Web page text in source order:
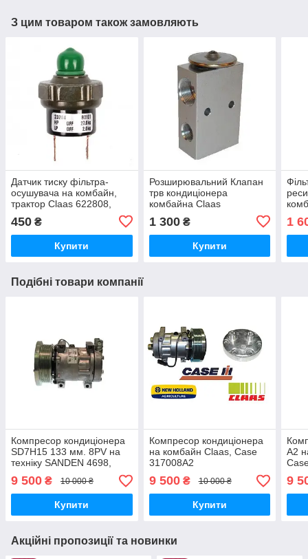
З цим товаром також замовляють
Датчик тиску фільтра-
осушувача на комбайн,
трактор Claas 622808,
450 ₴
Купити
Розширювальний Клапан
трв кондиціонера
комбайна Claas
64518391209, CAC8169,
1268300284, 126830038
1 300₴
Купити
1
Подібні товари компанії
Компресор кондиціонера
SD7H15 133 мм. 8PV на
техніку SANDEN 4698,
SANDEN 4698
9 500 ₴ 10 000 ₴
Купити
Компресор кондиціонера
на комбайн Claas, Case
317008A2
9 500₴ 10 000 ₴
Купити
А2
9
Акційні пропозиції та новинки